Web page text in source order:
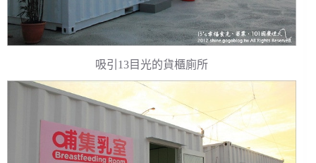
吸引13目光的貨櫃廁所